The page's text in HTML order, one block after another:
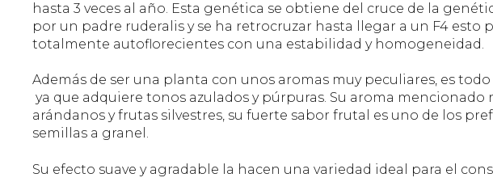
hasta 3 veces al año. Esta genética se obtiene del cruce de la
por un padre ruderalis y se ha retrocruzar hasta llegar a un F4 esto
totalmente autoflorecientes con una estabilidad y homogeneidad.
Además de ser una planta con unos aromas muy peculiares, es todo
ya que adquiere tonos azulados y púrpuras. Su aroma mencionado
arándanos y frutas silvestres, su fuerte sabor frutal es uno de los
semillas a granel.
Su efecto suave y agradable la hacen una variedad ideal para el